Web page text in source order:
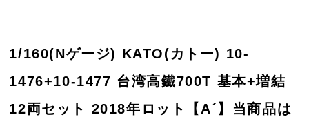
1/160(Nゲージ) KATO(カトー) 10-
1476+10-1477 台湾高鐵700T 基本+増結
12両セット 2018年ロット【A´】当商品は